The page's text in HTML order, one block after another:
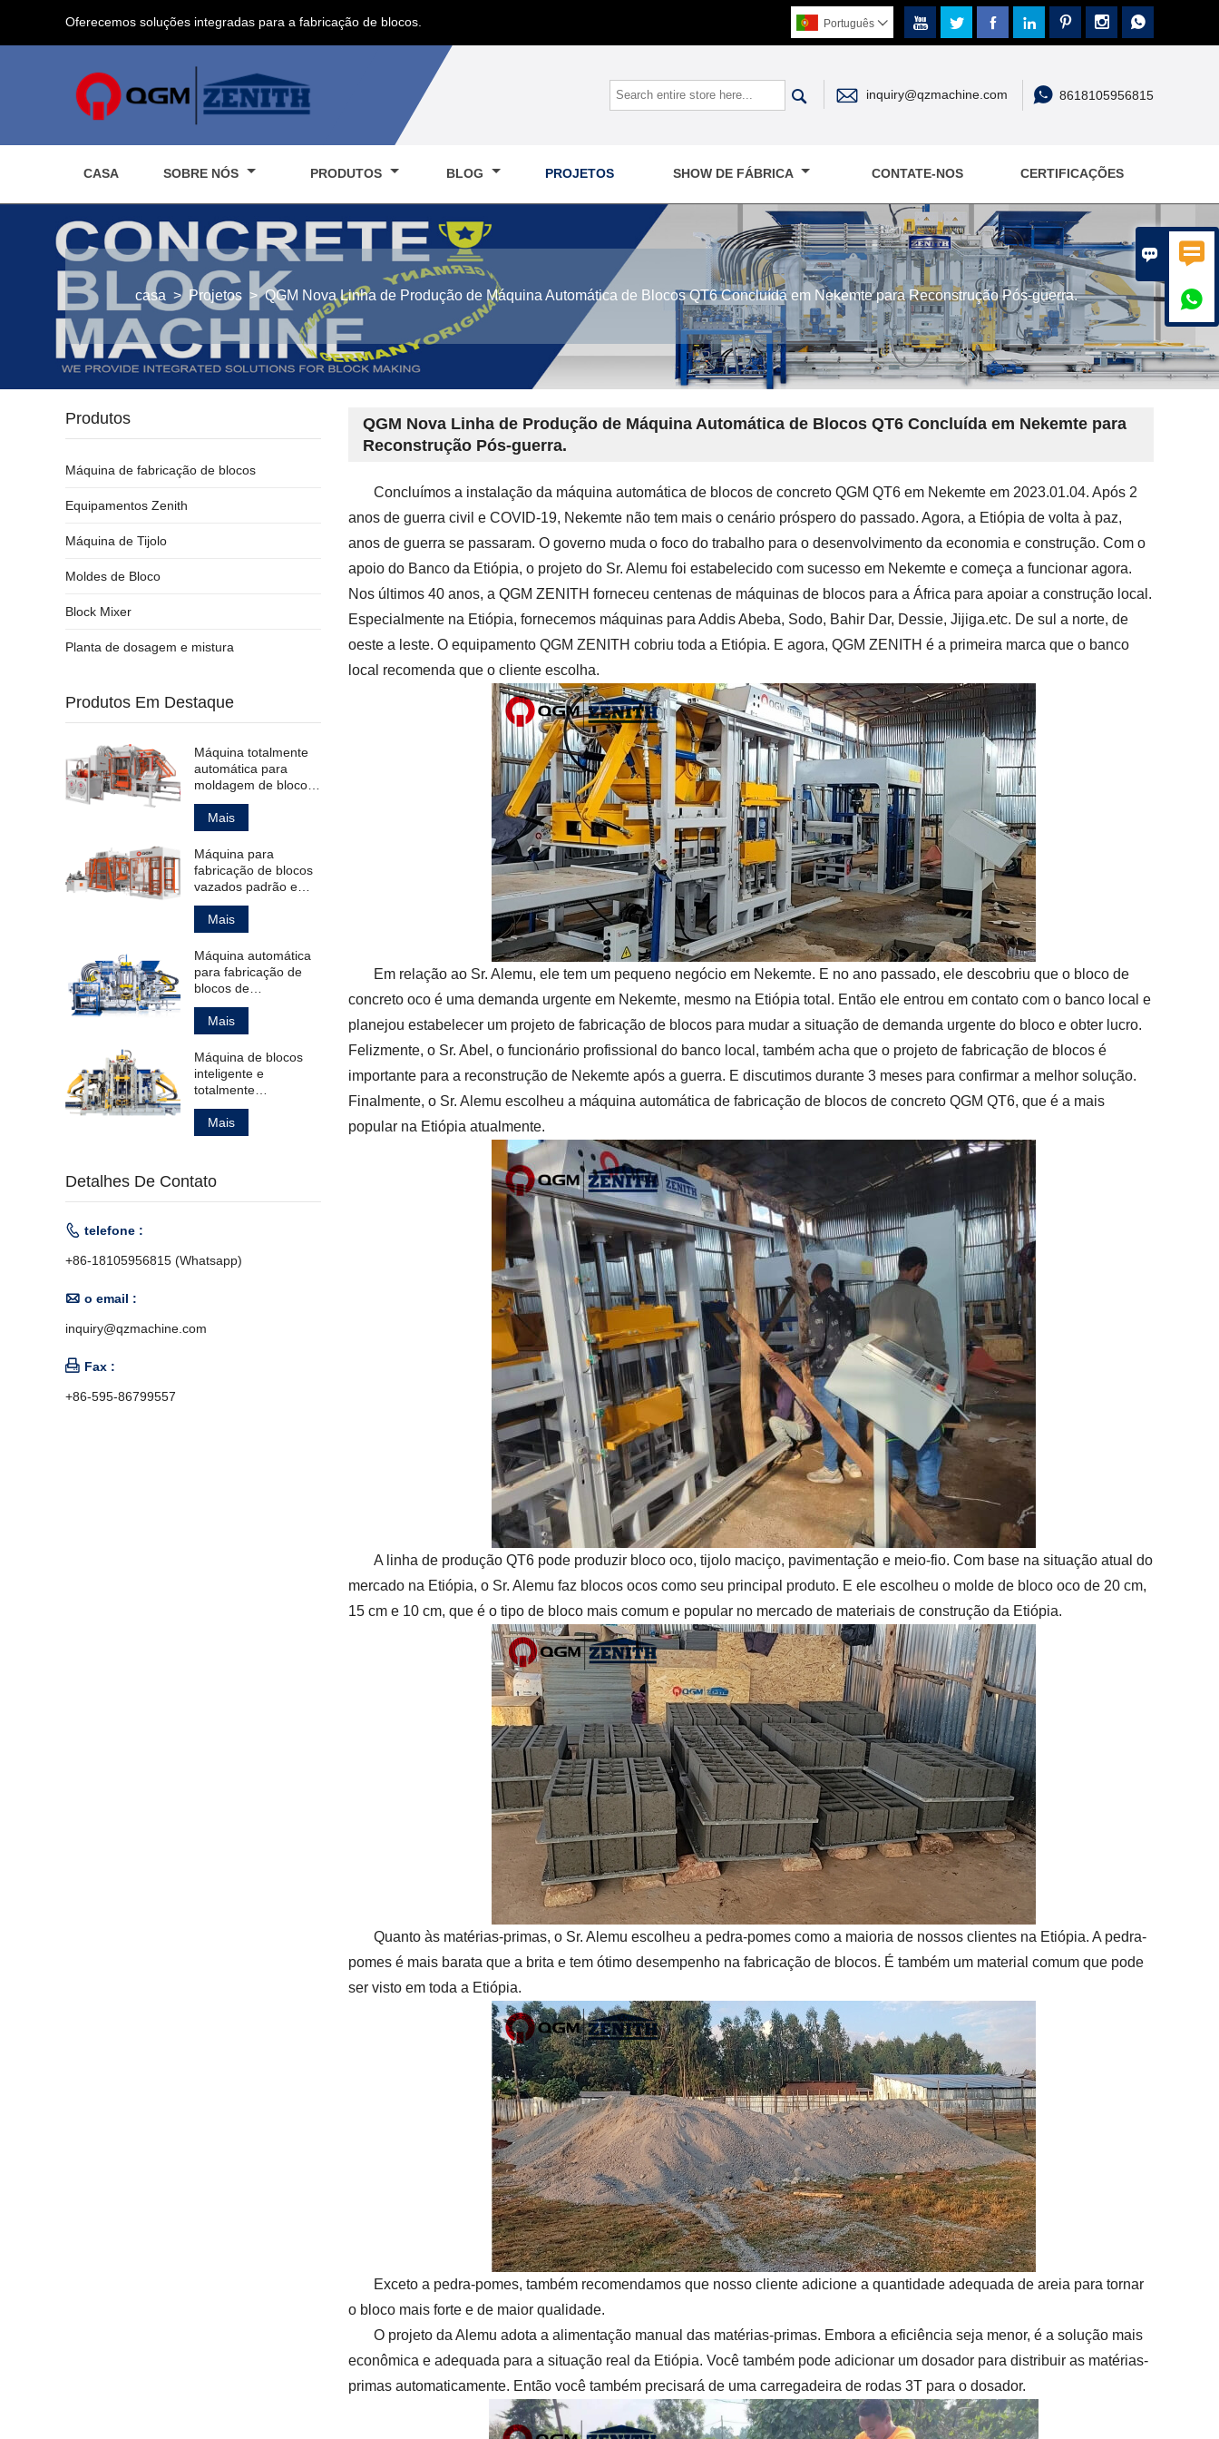
 

Oferecemos soluções integradas para a fabricação de blocos.       
Português 
  inquiry@qzmachine.com  8618105956815
CASA SOBRE NÓS PRODUTOS BLOG PROJETOS SHOW DE FÁBRICA CONTATE-NOS CERTIFICAÇÕES
casa > Projetos > QGM Nova Linha de Produção de Máquina Automática de Blocos QT6 Concluída em Nekemte para Reconstrução Pós-guerra.
QGM Nova Linha de Produção de Máquina Automática de Blocos QT6 Concluída em Nekemte para
Reconstrução Pós-guerra.
Concluímos a instalação da máquina automática de blocos de concreto QGM QT6 em Nekemte em 2023.01.04. Após 2
anos de guerra civil e COVID-19, Nekemte não tem mais o cenário próspero do passado. Agora, a Etiópia de volta à paz,
anos de guerra se passaram. O governo muda o foco do trabalho para o desenvolvimento da economia e construção. Com o
apoio do Banco da Etiópia, o projeto do Sr. Alemu foi estabelecido com sucesso em Nekemte e começa a funcionar agora.
Nos últimos 40 anos, a QGM ZENITH forneceu centenas de máquinas de blocos para a África para apoiar a construção local.
Especialmente na Etiópia, fornecemos máquinas para Addis Abeba, Sodo, Bahir Dar, Dessie, Jijiga.etc. De sul a norte, de
oeste a leste. O equipamento QGM ZENITH cobriu toda a Etiópia. E agora, QGM ZENITH é a primeira marca que o banco
local recomenda que o cliente escolha.
Em relação ao Sr. Alemu, ele tem um pequeno negócio em Nekemte. E no ano passado, ele descobriu que o bloco de
concreto oco é uma demanda urgente em Nekemte, mesmo na Etiópia total. Então ele entrou em contato com o banco local e
planejou estabelecer um projeto de fabricação de blocos para mudar a situação de demanda urgente do bloco e obter lucro.
Felizmente, o Sr. Abel, o funcionário profissional do banco local, também acha que o projeto de fabricação de blocos é
importante para a reconstrução de Nekemte após a guerra. E discutimos durante 3 meses para confirmar a melhor solução.
Finalmente, o Sr. Alemu escolheu a máquina automática de fabricação de blocos de concreto QGM QT6, que é a mais
popular na Etiópia atualmente.
A linha de produção QT6 pode produzir bloco oco, tijolo maciço, pavimentação e meio-fio. Com base na situação atual do
mercado na Etiópia, o Sr. Alemu faz blocos ocos como seu principal produto. E ele escolheu o molde de bloco oco de 20 cm,
15 cm e 10 cm, que é o tipo de bloco mais comum e popular no mercado de materiais de construção da Etiópia.
Quanto às matérias-primas, o Sr. Alemu escolheu a pedra-pomes como a maioria de nossos clientes na Etiópia. A pedra-
pomes é mais barata que a brita e tem ótimo desempenho na fabricação de blocos. É também um material comum que pode
ser visto em toda a Etiópia.
Exceto a pedra-pomes, também recomendamos que nosso cliente adicione a quantidade adequada de areia para tornar
o bloco mais forte e de maior qualidade.
O projeto da Alemu adota a alimentação manual das matérias-primas. Embora a eficiência seja menor, é a solução mais
econômica e adequada para a situação real da Etiópia. Você também pode adicionar um dosador para distribuir as matérias-
primas automaticamente. Então você também precisará de uma carregadeira de rodas 3T para o dosador.
Produtos
Máquina de fabricação de blocos
Equipamentos Zenith
Máquina de Tijolo
Moldes de Bloco
Block Mixer
Planta de dosagem e mistura
Produtos Em Destaque
Máquina totalmente
automática para
moldagem de blocos
de pavimentação
ocos padrão.
Mais
Máquina para
fabricação de blocos
vazados padrão e
para pavimentação.
Mais
Máquina automática
para fabricação de
blocos de
pavimentação ocos e
maciços, além de
meio-fios.
Mais
Máquina de blocos
inteligente e
totalmente
automática para
fabricação de
produtos de concreto.
Mais
Detalhes De Contato
 telefone :
+86-18105956815 (Whatsapp)
 o email :
inquiry@qzmachine.com
 Fax :
+86-595-86799557